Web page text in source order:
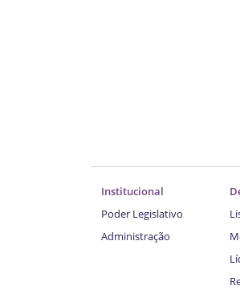
Institucional
Poder Legislativo
Administração